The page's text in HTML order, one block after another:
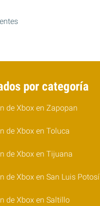
por categoría
de Xbox en Zapopan
de Xbox en Toluca
de Xbox en Tijuana
de Xbox en San Luis Potosí
de Xbox en Saltillo